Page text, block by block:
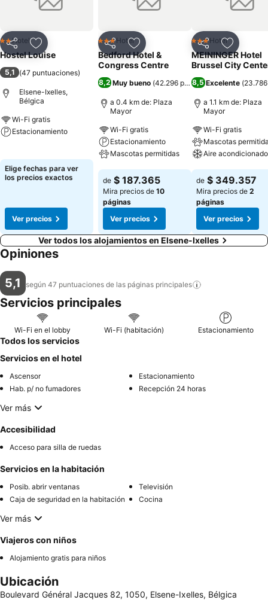
CompartirAgregar a favoritos
2 Estrellas
Hotel
Hostel Louise
5,1 (47 puntuaciones)
Elsene-Ixelles,
Bélgica
Wi-Fi gratis
Estacionamiento
Elige fechas para ver
los precios exactos
Ver precios
CompartirAgregar a favoritos
3 Estrellas
Hotel
Bedford Hotel &
Congress Centre
8,2 Muy bueno (42.296 puntuaciones)
a 0.4 km de: Plaza
Mayor
Wi-Fi gratis
Estacionamiento
Mascotas permitidas
Ver precios
de $ 187.365
Mira precios de 10
páginas
Ver precios
CompartirAgregar
3 Estrellas
Hotel
MEININGER Hotel
Brussel City
8,5 Excelente (
a 1.1 km de: Plaza
Mayor
Wi-Fi gratis
Mascotas
Aire acondicionado
Ver precios
de $ 349.357
Mira precios de 2
páginas
Ver precios
Ver todos los alojamientos en Elsene-Ixelles
Opiniones
5,1 según 47 puntuaciones de las páginas principales
Servicios principales
Wi-Fi en el lobby Wi-Fi (habitación) Estacionamiento
Todos los servicios
Servicios en el hotel
Ascensor
Estacionamiento
Hab. p/ no fumadores
Recepción 24 horas
Ver más
Accesibilidad
Acceso para silla de ruedas
Servicios en la habitación
Posib. abrir ventanas
Televisión
Caja de seguridad en la habitación
Cocina
Ver más
Viajeros con niños
Alojamiento gratis para niños
Ubicación
Boulevard Général Jacques 82, 1050, Elsene-Ixelles, Bélgica